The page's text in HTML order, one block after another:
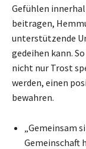
Gefühlen
beitragen,
unterstützende
gedeihen kann.
nicht nur Trost
werden, einen
bewahren.
„Gemeinsam
Gemeinschaft